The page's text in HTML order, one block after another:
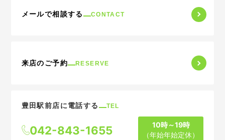
メールで相談する CONTACT
来店のご予約 RESERVE
豊田駅前店に電話する TEL
042-843-1655
10時～19時
（年始年始定休）